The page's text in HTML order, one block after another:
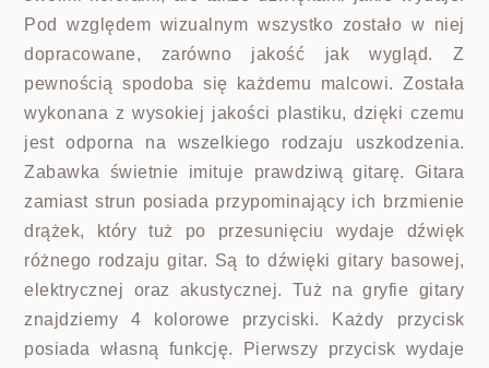
Pod względem wizualnym wszystko zostało w niej
dopracowane, zarówno jakość jak wygląd. Z
pewnością spodoba się każdemu malcowi. Została
wykonana z wysokiej jakości plastiku, dzięki czemu
jest odporna na wszelkiego rodzaju uszkodzenia.
Zabawka świetnie imituje prawdziwą gitarę. Gitara
zamiast strun posiada przypominający ich brzmienie
drążek, który tuż po przesunięciu wydaje dźwięk
różnego rodzaju gitar. Są to dźwięki gitary basowej,
elektrycznej oraz akustycznej. Tuż na gryfie gitary
znajdziemy 4 kolorowe przyciski. Każdy przycisk
posiada własną funkcję. Pierwszy przycisk wydaje